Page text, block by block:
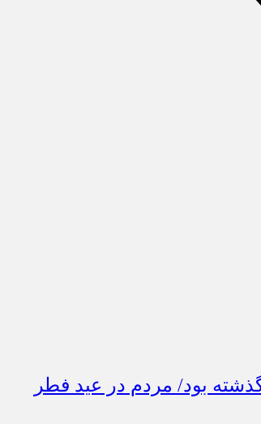
گل در شب عید امسال، 50 درصد کمتر از سال گذشته بود/ مردم در عید فطر